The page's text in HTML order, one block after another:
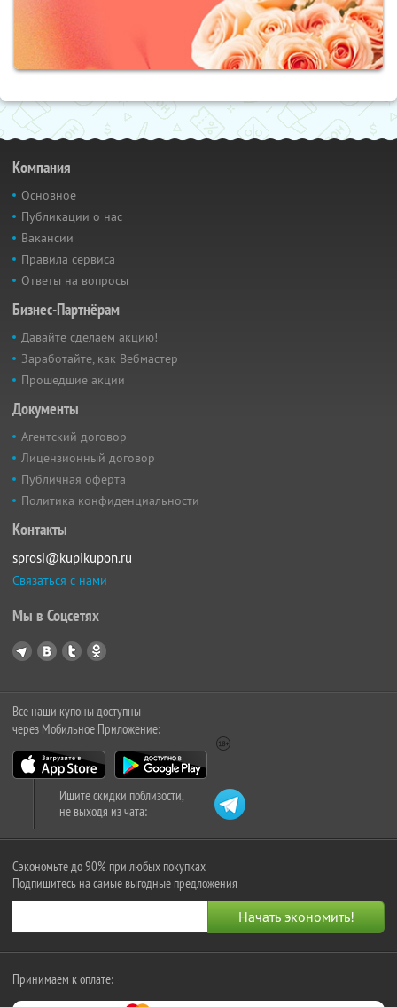
Компания
Основное
Публикации о нас
Вакансии
Правила сервиса
Ответы на вопросы
Бизнес-Партнёрам
Давайте сделаем акцию!
Заработайте, как Вебмастер
Прошедшие акции
Документы
Агентский договор
Лицензионный договор
Публичная оферта
Политика конфиденциальности
Контакты
sprosi@kupikupon.ru
Связаться с нами
Мы в Соцсетях
Все наши купоны доступны
через Мобильное Приложение:
Ищите скидки поблизости,
не выходя из чата:
Сэкономьте до 90% при любых покупках
Подпишитесь на самые выгодные предложения
Принимаем к оплате: